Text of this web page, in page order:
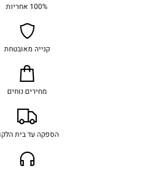
100% אחריות
קנייה מאובטחת
מחירים נוחים
הספקה עד בית